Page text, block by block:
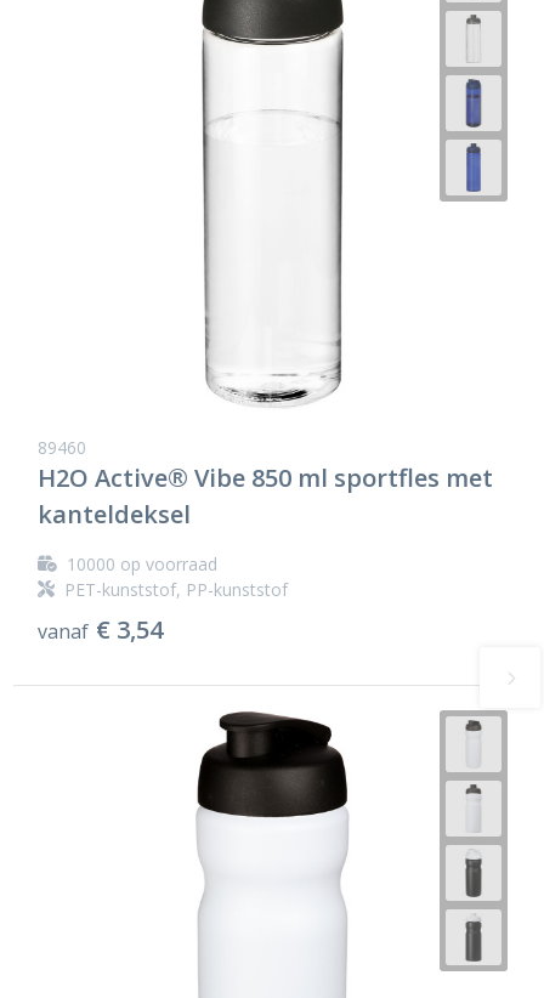
89460
H2O Active® Vibe 850 ml sportfles met
kanteldeksel
10000 op voorraad
PET-kunststof, PP-kunststof
vanaf € 3,54